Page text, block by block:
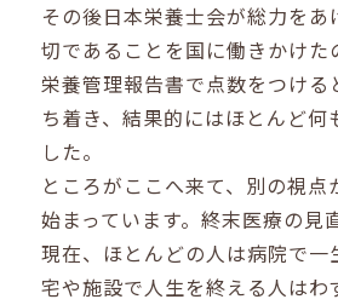
その後日本栄養士会が総力をあ
切であることを国に働きかけた
栄養管理報告書で点数をつける
ち着き、結果的にはほとんど何
した。
ところがここへ来て、別の視点
始まっています。終末医療の見
現在、ほとんどの人は病院で一
宅や施設で人生を終える人はわ